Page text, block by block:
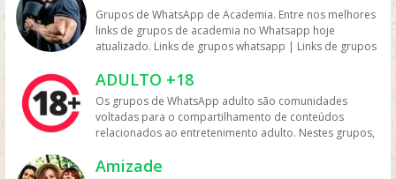
Grupos de WhatsApp de Academia. Entre nos melhores
links de grupos de academia no Whatsapp hoje
atualizado. Links de grupos whatsapp | Links de grupos
de Whatsapp – Link Grupo Whatsapp. Só os melhores
links de grupos do Whatsapp entre agora porque os
links podem expirar. Mas antes compartilhe os grupos
na redes sociais. Conheça os grupos na rede sociais
whatsapp e converse com pessoas porque é tudo de
bom. Interaja com pessoas do brasil inteiro e também
de fora do brasil. Em grupos de whatsapp, entre em
ADULTO +18
Os grupos de WhatsApp adulto são comunidades
voltadas para o compartilhamento de conteúdos
relacionados ao entretenimento adulto. Nestes grupos,
discutir temas como sensualidade, relacionamento e
Amizade